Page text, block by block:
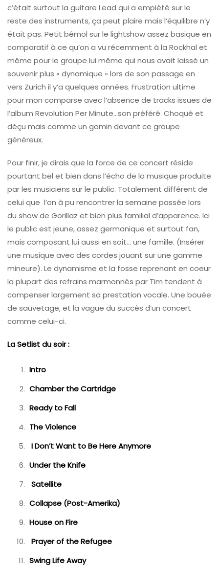
c’était surtout la guitare Lead qui a empiété sur le
reste des instruments, ça peut plaire mais l’équilibre n’y
était pas. Petit bémol sur le lightshow assez basique en
comparatif à ce qu’on a vu récemment à la Rockhal et
même pour le groupe lui même qui nous avait laissé un
souvenir plus « dynamique » lors de son passage en
vers Zurich il y’a quelques années. Frustration ultime
pour mon comparse avec l’absence de tracks issues de
l’album Revolution Per Minute…son préféré. Choqué et
déçu mais comme un gamin devant ce groupe
généreux.
Pour finir, je dirais que la force de ce concert réside
pourtant bel et bien dans l’écho de la musique produite
par les musiciens sur le public. Totalement différent de
celui que l’on à pu rencontrer la semaine passée lors
du show de Gorillaz et bien plus familial d’apparence. Ici
le public est jeune, assez germanique et surtout fan,
mais composant lui aussi en soit… une famille. (Insérer
une musique avec des cordes jouant sur une gamme
mineure). Le dynamisme et la fosse reprenant en coeur
la plupart des refrains marmonnés par Tim tendent à
compenser largement sa prestation vocale. Une bouée
de sauvetage, et la vague du succès d’un concert
comme celui-ci.
La Setlist du soir :
Intro
Chamber the Cartridge
Ready to Fall
The Violence
I Don’t Want to Be Here Anymore
Under the Knife
Satellite
Collapse (Post-Amerika)
House on Fire
Prayer of the Refugee
Swing Life Away